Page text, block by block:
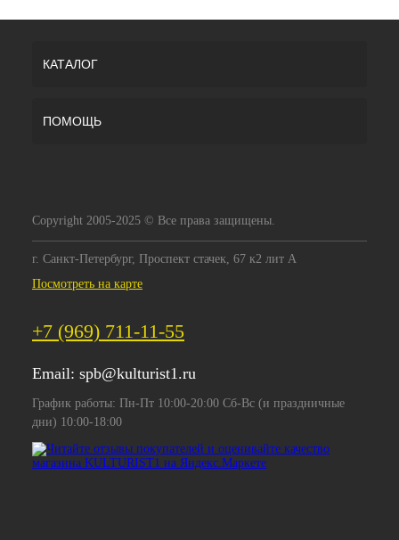
КАТАЛОГ
ПОМОЩЬ
Copyright 2005-2025 © Все права защищены.
г. Санкт-Петербург, Проспект стачек, 67 к2 лит А
Посмотреть на карте
+7 (969) 711-11-55
Email: spb@kulturist1.ru
График работы: Пн-Пт 10:00-20:00 Сб-Вс (и праздничные
дни) 10:00-18:00